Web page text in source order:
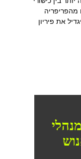
מהפריפריה
את פיריון